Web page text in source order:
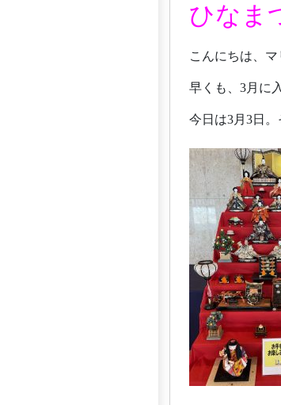
ひなま
こんにちは、マ
早くも、3月に
今日は3月3日。